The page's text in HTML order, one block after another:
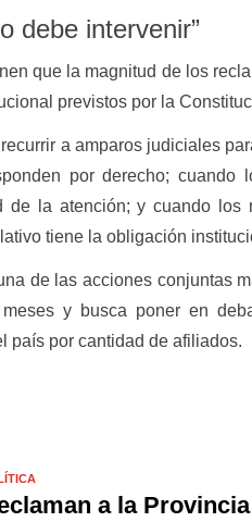
debe intervenir”
que la magnitud de los
previstos por la
a amparos judiciales
por derecho; cuando
de la atención; y cuando los
tiene la obligación
de las acciones conjuntas
y busca poner en
país por cantidad de afiliados.
a la